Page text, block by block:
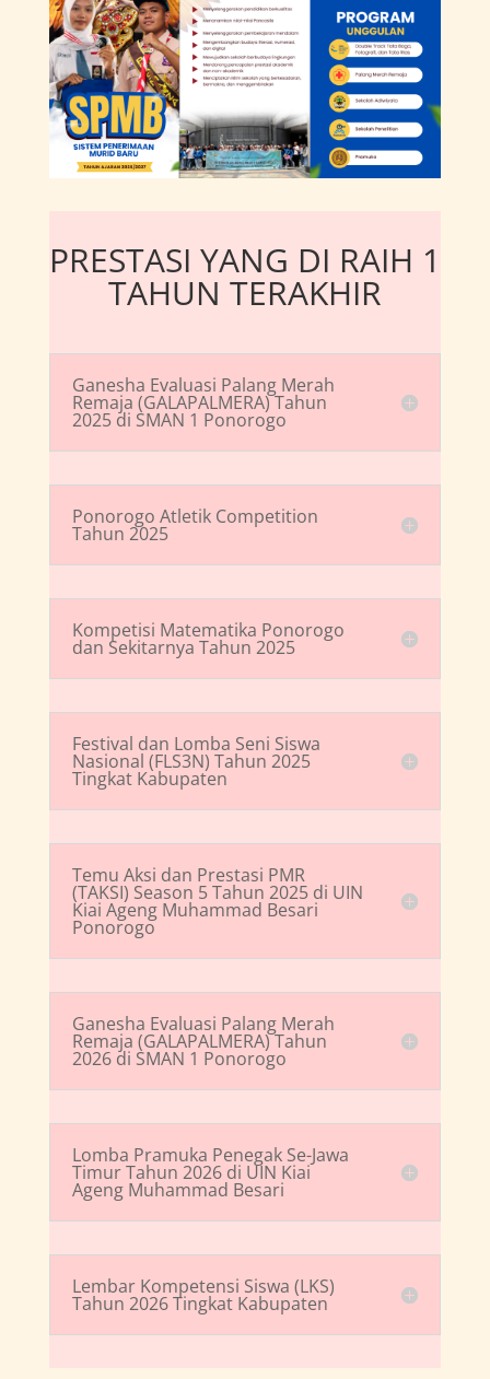
PRESTASI YANG DI RAIH 1
TAHUN TERAKHIR
Ganesha Evaluasi Palang Merah
Remaja (GALAPALMERA) Tahun
2025 di SMAN 1 Ponorogo
Ponorogo Atletik Competition
Tahun 2025
Kompetisi Matematika Ponorogo
dan Sekitarnya Tahun 2025
Festival dan Lomba Seni Siswa
Nasional (FLS3N) Tahun 2025
Tingkat Kabupaten
Temu Aksi dan Prestasi PMR
(TAKSI) Season 5 Tahun 2025 di UIN
Kiai Ageng Muhammad Besari
Ponorogo
Ganesha Evaluasi Palang Merah
Remaja (GALAPALMERA) Tahun
2026 di SMAN 1 Ponorogo
Lomba Pramuka Penegak Se-Jawa
Timur Tahun 2026 di UIN Kiai
Ageng Muhammad Besari
Lembar Kompetensi Siswa (LKS)
Tahun 2026 Tingkat Kabupaten